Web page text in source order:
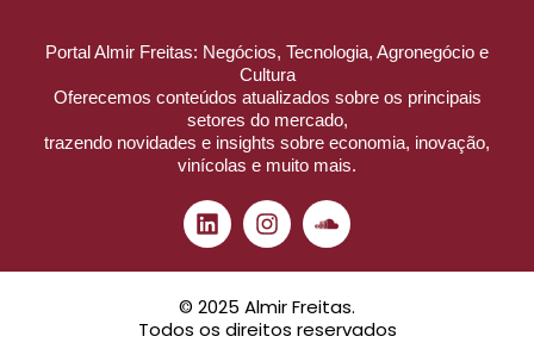
Portal Almir Freitas: Negócios, Tecnologia, Agronegócio e
Cultura
Oferecemos conteúdos atualizados sobre os principais
setores do mercado,
trazendo novidades e insights sobre economia, inovação,
vinícolas e muito mais.
© 2025 Almir Freitas.
Todos os direitos reservados